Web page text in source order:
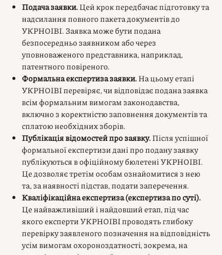
Подача заявки.Цей крок передбачає підготовку та
надсилання повного пакета документів до
УКРНОІВІ. Заявка може бути подана
безпосередньо заявником або через
уповноваженого представника, наприклад,
патентного повіреного.
Формальна експертиза заявки.На цьому етапі
УКРНОІВІ перевіряє, чи відповідає подана заявка
всім формальним вимогам законодавства,
включно з коректністю заповнення документів та
сплатою необхідних зборів.
Публікація відомостей про заявку.Після успішної
формальної експертизи дані про подану заявку
публікуються в офіційному бюлетені УКРНОІВІ.
Це дозволяє третім особам ознайомитися з нею
та, за наявності підстав, подати заперечення.
Кваліфікаційна експертиза (експертиза по суті).
Це найважливіший і найдовший етап, під час
якого експерти УКРНОІВІ проводять глибоку
перевірку заявленого позначення на відповідність
усім вимогам охороноздатності, зокрема, на